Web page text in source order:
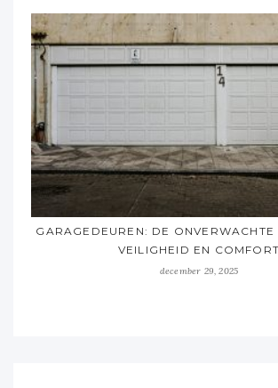
GARAGEDEUREN: DE ONVERWACHTE
VEILIGHEID EN COMFORT
december 29, 2025